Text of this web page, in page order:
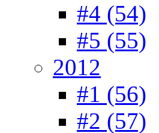
#4 (54)
#5 (55)
2012
#1 (56)
#2 (57)